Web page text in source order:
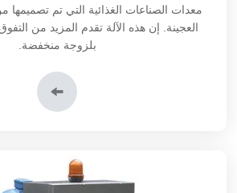
معدات الصناعات الغذائية التي تم
العجينة. إن هذه الآلة تقدم المزيد من
بلزوجة منخفضة.